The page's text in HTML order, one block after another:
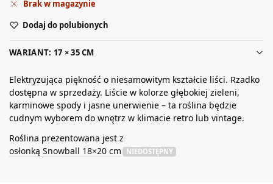
Brak w magazynie
Dodaj do polubionych
WARIANT: 17 × 35 CM
Elektryzująca piękność o niesamowitym kształcie liści. Rzadko
dostępna w sprzedaży. Liście w kolorze głębokiej zieleni,
karminowe spody i jasne unerwienie – ta roślina będzie
cudnym wyborem do wnętrz w klimacie retro lub vintage.
Roślina prezentowana jest z
osłonką Snowball 18×20 cm
NIEDOSTĘPNY